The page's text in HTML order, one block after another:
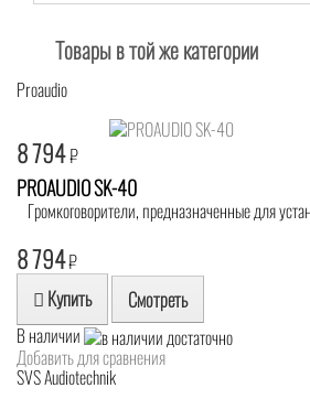
Товары в той же категории
Proaudio
8 794₽
PROAUDIO SK-40
Громкоговорители, предназначенные для
8 794₽
Купить Смотреть
В наличии
Добавить для сравнения
SVS Audiotechnik